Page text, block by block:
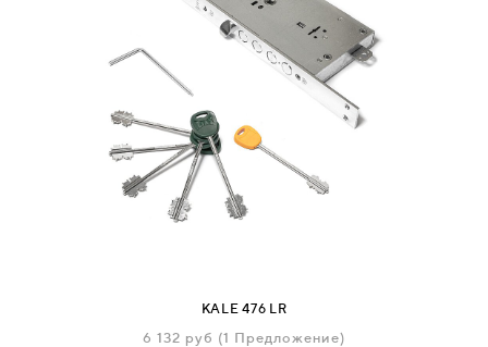
KALE 476 LR
6 132 руб (1 Предложение)